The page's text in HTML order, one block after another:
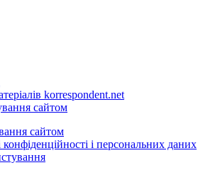
korrespondent.net
сайтом
сайтом
і персональних даних